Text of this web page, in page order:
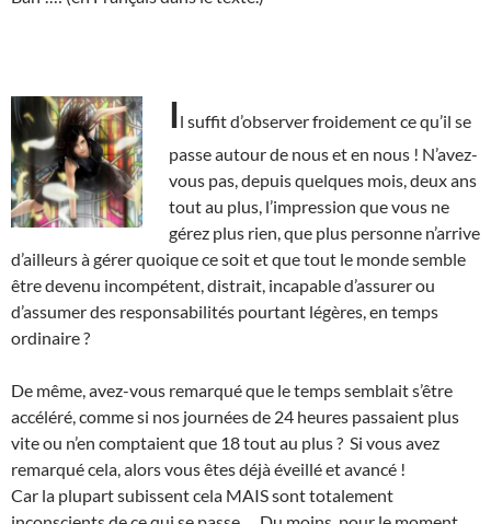
Il suffit d’observer froidement ce qu’il se
passe autour de nous et en nous ! N’avez-
vous pas, depuis quelques mois, deux ans
tout au plus, l’impression que vous ne
gérez plus rien, que plus personne n’arrive
d’ailleurs à gérer quoique ce soit et que tout le monde semble
être devenu incompétent, distrait, incapable d’assurer ou
d’assumer des responsabilités pourtant légères, en temps
ordinaire ?
De même, avez-vous remarqué que le temps semblait s’être
accéléré, comme si nos journées de 24 heures passaient plus
vite ou n’en comptaient que 18 tout au plus ? Si vous avez
remarqué cela, alors vous êtes déjà éveillé et avancé !
Car la plupart subissent cela MAIS sont totalement